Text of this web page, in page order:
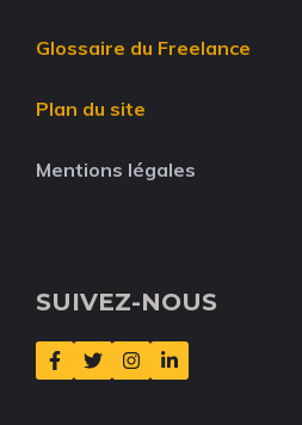
Glossaire du Freelance
Plan du site
Mentions légales
SUIVEZ-NOUS